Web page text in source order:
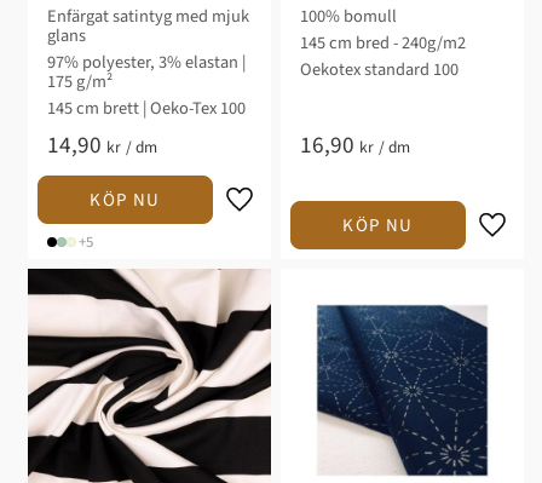
Enfärgat satintyg med mjuk
glans
97% polyester, 3% elastan |
175 g/m²
145 cm brett | Oeko-Tex 100
14,90 kr /dm
+5
100% bomull
145 cm bred - 240g/m2
Oekotex standard 100
16,90 kr /dm